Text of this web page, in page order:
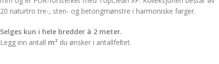
20 naturtro tre-, sten- og betongmønstre i harmoniske farger.
Selges kun i hele bredder à 2 meter.
Legg inn antall m² du ønsker i antallfeltet.